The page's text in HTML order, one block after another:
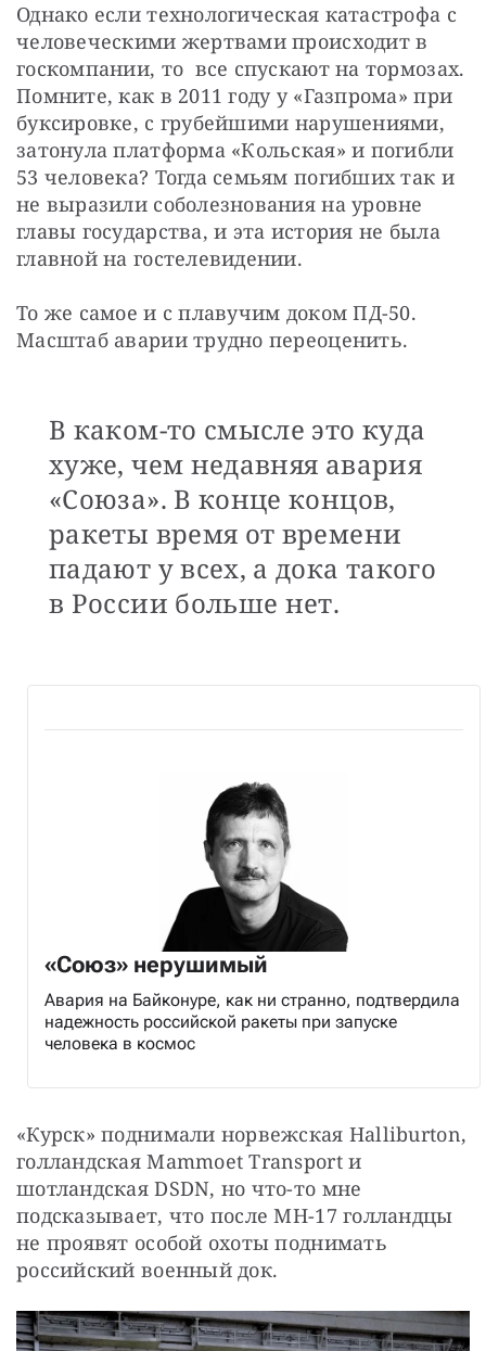
Однако если технологическая катастрофа с
человеческими жертвами происходит в
госкомпании, то  все спускают на тормозах.
Помните, как в 2011 году у «Газпрома» при
буксировке, с грубейшими нарушениями,
затонула платформа «Кольская» и погибли
53 человека? Тогда семьям погибших так и
не выразили соболезнования на уровне
главы государства, и эта история не была
главной на гостелевидении.
То же самое и с плавучим доком ПД-50.
Масштаб аварии трудно переоценить.
В каком-то смысле это куда
хуже, чем недавняя авария
«Союза». В конце концов,
ракеты время от времени
падают у всех, а дока такого
в России больше нет.
«Союз» нерушимый
Авария на Байконуре, как ни странно, подтвердила
надежность российской ракеты при запуске
человека в космос
«Курск» поднимали норвежская Halliburton,
голландская Mammoet Transport и
шотландская DSDN, но что-то мне
подсказывает, что после MH-17 голландцы
не проявят особой охоты поднимать
российский военный док.